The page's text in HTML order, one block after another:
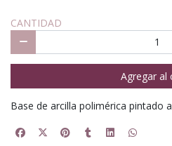
CANTIDAD
Agregar al
Base de arcilla polimérica pintado